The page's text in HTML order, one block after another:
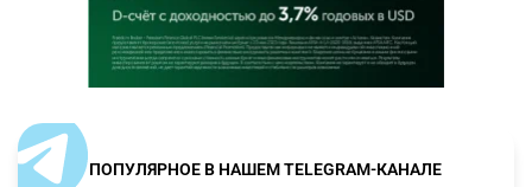
ПОПУЛЯРНОЕ В НАШЕМ TELEGRAM-КАНАЛЕ